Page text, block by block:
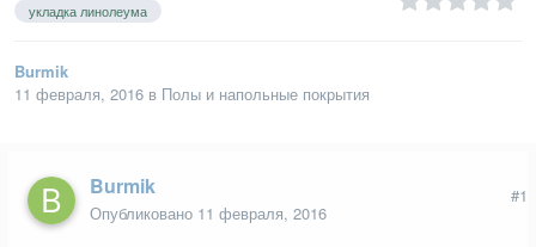
укладка линолеума
Burmik
11 февраля, 2016 в Полы и напольные покрытия
Burmik
Опубликовано 11 февраля, 2016
#1